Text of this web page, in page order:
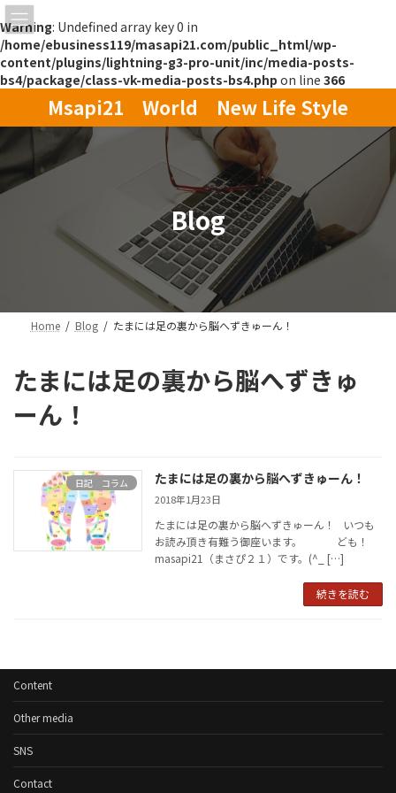
Warning: Undefined array key 0 in
/home/ebusiness119/masapi21.com/public_html/wp-
content/plugins/lightning-g3-pro-unit/inc/media-posts-
bs4/package/class-vk-media-posts-bs4.php on line 366
テ
ン
ツ
へ
ゲ
ー
シ
ョ
Msapi21 World New Life Style
Blog
Home Blog たまには足の裏から脳へずきゅーん！
たまには足の裏から脳へずきゅ
ーん！
日記 コラム たまには足の裏から脳へずきゅーん！
2018年1月23日
たまには足の裏から脳へずきゅーん！ いつも
お読み頂き有難う御座います。 ども！
masapi21（まさぴ２１）です。(^_ […]
続きを読む
Content
Other media
SNS
Contact